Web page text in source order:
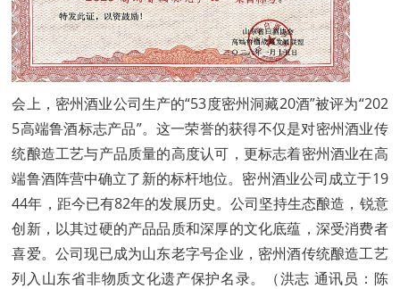
会上，密州酒业公司生产的“53度密州洞藏20酒”被评为“202
5高端鲁酒标志产品”。这一荣誉的获得不仅是对密州酒业传
统酿造工艺与产品质量的高度认可，更标志着密州酒业在高
端鲁酒阵营中确立了新的标杆地位。密州酒业公司成立于19
44年，距今已有82年的发展历史。公司坚持生态酿造，锐意
创新，以其过硬的产品品质和深厚的文化底蕴，深受消费者
喜爱。公司现已成为山东老字号企业，密州酒传统酿造工艺
列入山东省非物质文化遗产保护名录。（洪志 通讯员：陈